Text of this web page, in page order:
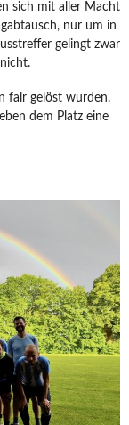
sich mit aller Macht
nur um in
gelingt zwar
fair gelöst wurden.
dem Platz eine